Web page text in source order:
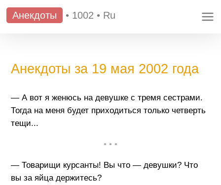
Анекдоты • 1002 • Ru
Анекдоты за 19 мая 2002 года
— А вот я женюсь на девушке с тремя сестрами.
Тогда на меня будет приходиться только четверть
тещи...
• • •
— Товарищи курсанты! Вы что — девушки? Что
вы за яйца держитесь?